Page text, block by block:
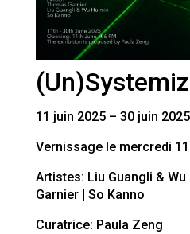
11 juin 2025 – 30 juin 2025
Vernissage le mercredi
Artistes: Liu Guangli &
Garnier | So Kanno
Curatrice: Paula Zeng